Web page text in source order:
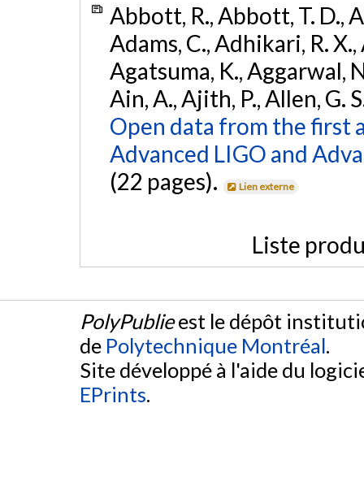
Abbott, R., Abbott, T. D.,
Adams, C., Adhikari, R.
Agatsuma, K., Aggarwal,
Ain, A., Ajith, P., Allen, G.
Open data from the first
Advanced LIGO and
(22 pages).
Lien externe
Liste
PolyPublieest le dépôt
de Polytechnique Montréal.
Site développé à l'aide du
EPrints.